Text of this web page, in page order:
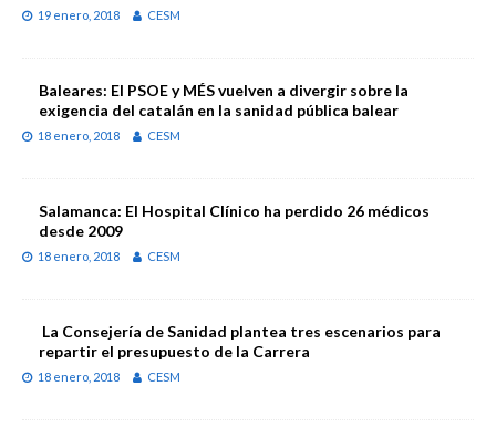
19 enero, 2018 CESM
Baleares: El PSOE y MÉS vuelven a divergir sobre la
exigencia del catalán en la sanidad pública balear
18 enero, 2018 CESM
Salamanca: El Hospital Clínico ha perdido 26 médicos
desde 2009
18 enero, 2018 CESM
La Consejería de Sanidad plantea tres escenarios para
repartir el presupuesto de la Carrera
18 enero, 2018 CESM